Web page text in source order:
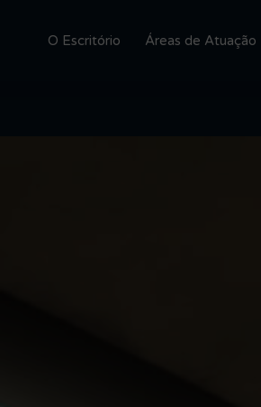
O Escritório Áreas de Atuação